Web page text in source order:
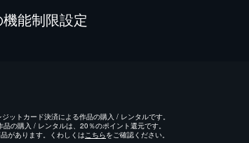
能制限設定
ットカード決済による作品の購入 / レンタルです。
の購入 / レンタルは、20％のポイント還元です。
があります。くわしくは こちらをご確認ください。